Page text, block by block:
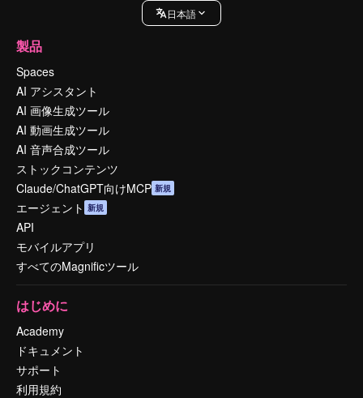
日本語
製品
Spaces
AI アシスタント
AI 画像生成ツール
AI 動画生成ツール
AI 音声合成ツール
ストックコンテンツ
Claude/ChatGPT向けMCP 新規
エージェント 新規
API
モバイルアプリ
すべてのMagnificツール
はじめに
Academy
ドキュメント
サポート
利用規約